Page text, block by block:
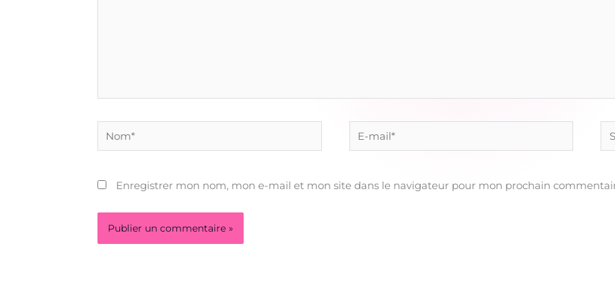
Nom*
E-
mail*
Enregistrer mon nom, mon e-mail et mon site dans le navigateur pour mon prochain